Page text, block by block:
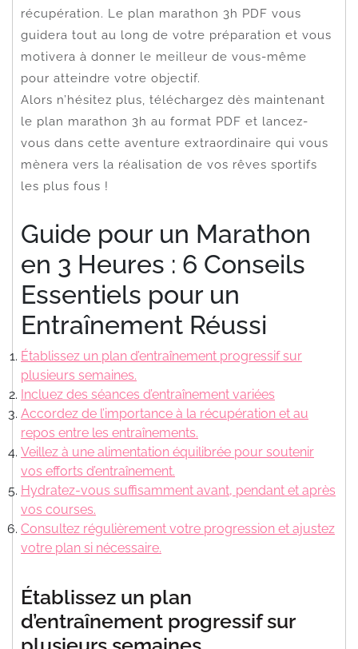
récupération. Le plan marathon 3h PDF vous
guidera tout au long de votre préparation et vous
motivera à donner le meilleur de vous-même
pour atteindre votre objectif.
Alors n’hésitez plus, téléchargez dès maintenant
le plan marathon 3h au format PDF et lancez-
vous dans cette aventure extraordinaire qui vous
mènera vers la réalisation de vos rêves sportifs
les plus fous !
Guide pour un Marathon
en 3 Heures : 6 Conseils
Essentiels pour un
Entraînement Réussi
Établissez un plan d’entraînement progressif sur
plusieurs semaines.
Incluez des séances d’entraînement variées
Accordez de l’importance à la récupération et au
repos entre les entraînements.
Veillez à une alimentation équilibrée pour soutenir
vos efforts d’entraînement.
Hydratez-vous suffisamment avant, pendant et après
vos courses.
Consultez régulièrement votre progression et ajustez
votre plan si nécessaire.
Établissez un plan
d’entraînement progressif sur